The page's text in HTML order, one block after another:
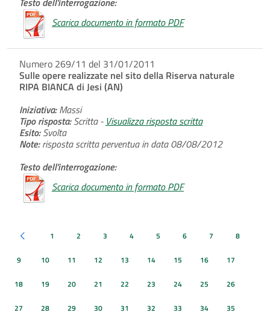
Scarica documento in formato PDF
Numero 269/11 del 31/01/2011
Sulle opere realizzate nel sito della Riserva naturale
RIPA BIANCA di Jesi (AN)
Iniziativa:Massi
Tipo risposta:Scritta - Visualizza risposta scritta
Esito:Svolta
Note:risposta scritta perventua in data 08/08/2012
Testo dell'interrogazione:
Scarica documento in formato PDF
Pagina precedente
1 2 3 4 5 6 7 8
9 10 11 12 13 14 15 16 17
18 19 20 21 22 23 24 25 26
27 28 29 30 31 32 33 34 35